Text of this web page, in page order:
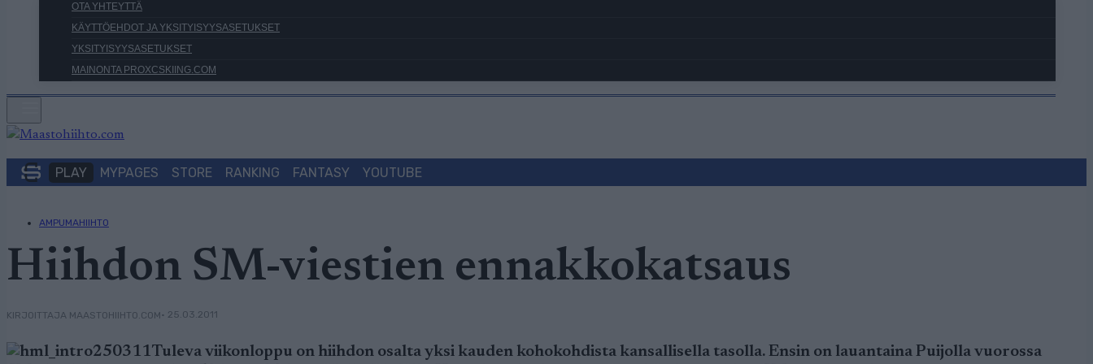
OTA YHTEYTTÄ
KÄYTTÖEHDOT JA YKSITYISYYSASETUKSET
YKSITYISYYSASETUKSET
MAINONTA PROXCSKIING.COM
PLAY MYPAGES STORE RANKING FANTASY YOUTUBE
AMPUMAHIIHTO
Hiihdon SM-viestien ennakkokatsaus
KIRJOITTAJA MAASTOHIIHTO.COM• 25.03.2011
Tuleva viikonloppu on hiihdon osalta yksi kauden kohokohdista kansallisella tasolla. Ensin on lauantaina Puijolla vuorossa